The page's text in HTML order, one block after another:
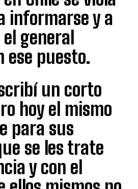
informarse y a
general
ese puesto.
un corto
hoy el mismo
para sus
se les trate
y con el